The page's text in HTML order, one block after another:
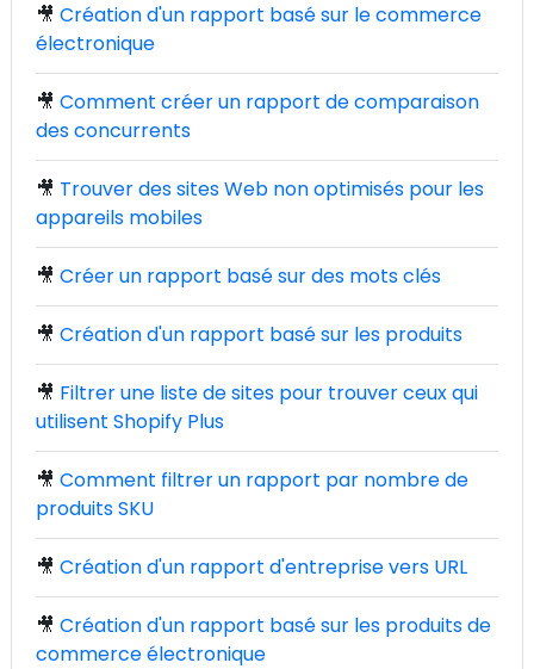
🎥 Création d'un rapport basé sur le commerce
électronique
🎥 Comment créer un rapport de comparaison
des concurrents
🎥 Trouver des sites Web non optimisés pour les
appareils mobiles
🎥 Créer un rapport basé sur des mots clés
🎥 Création d'un rapport basé sur les produits
🎥 Filtrer une liste de sites pour trouver ceux qui
utilisent Shopify Plus
🎥 Comment filtrer un rapport par nombre de
produits SKU
🎥 Création d'un rapport d'entreprise vers URL
🎥 Création d'un rapport basé sur les produits de
commerce électronique